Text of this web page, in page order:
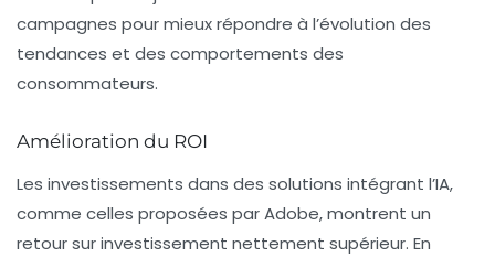
campagnes pour mieux répondre à l’évolution des
tendances et des comportements des
consommateurs.
Amélioration du ROI
Les investissements dans des solutions intégrant l’IA,
comme celles proposées par Adobe, montrent un
retour sur investissement nettement supérieur. En